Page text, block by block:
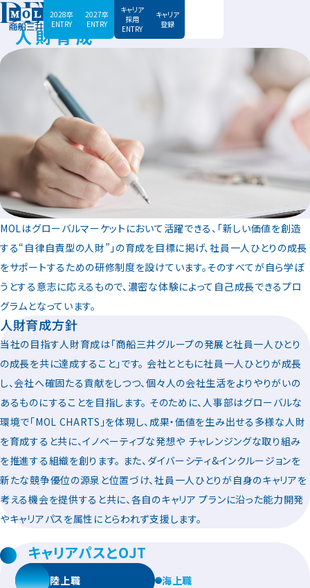
2028卒
ENTRY
2027卒
ENTRY
キャリア
採用
ENTRY
キャリア
登録
DEVELOPMENT
人財育成
MOLはグローバルマーケットにおいて活躍できる、「新しい価値を創造
する“自律自責型の人財”」の育成を目標に掲げ、社員一人ひとりの成長
をサポートするための研修制度を設けています。そのすべてが自ら学ぼ
うとする意志に応えるもので、濃密な体験によって自己成長できるプロ
グラムとなっています。
人財育成方針
当社の目指す人財育成は「商船三井グループの発展と社員一人ひとり
の成長を共に達成すること」です。 会社とともに社員一人ひとりが成長
し、会社へ確固たる貢献をしつつ、個々人の会社生活をよりやりがいの
あるものにすることを目指します。 そのために、人事部はグローバルな
環境で「MOL CHARTS」を体現し、成果・価値を生み出せる多様な人財
を育成すると共に、イノベーティブな発想や チャレンジングな取り組み
を推進する組織を創ります。 また、ダイバーシティ&インクルージョンを
新たな競争優位の源泉と位置づけ、社員一人ひとりが自身のキャリアを
考える機会を提供すると共に、各自のキャリア プランに沿った能力開発
やキャリアパスを属性にとらわれず支援します。
陸上職 海上職
キャリアパスとOJT